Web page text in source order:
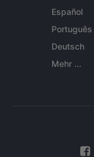
Español
Português
Deutsch
Mehr ...